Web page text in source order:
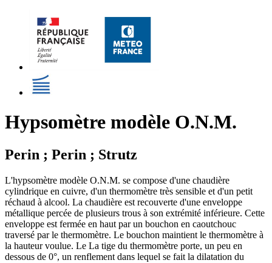
Hypsomètre modèle O.N.M.
Perin ; Perin ; Strutz
L'hypsomètre modèle O.N.M. se compose d'une chaudière
cylindrique en cuivre, d'un thermomètre très sensible et d'un petit
réchaud à alcool. La chaudière est recouverte d'une enveloppe
métallique percée de plusieurs trous à son extrémité inférieure. Cette
enveloppe est fermée en haut par un bouchon en caoutchouc
traversé par le thermomètre. Le bouchon maintient le thermomètre à
la hauteur voulue. Le La tige du thermomètre porte, un peu en
dessous de 0°, un renflement dans lequel se fait la dilatation du